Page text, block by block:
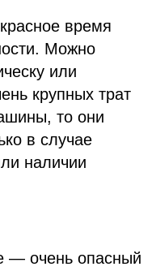
время
Можно
или
крупных трат
то они
в случае
наличии
— очень опасный